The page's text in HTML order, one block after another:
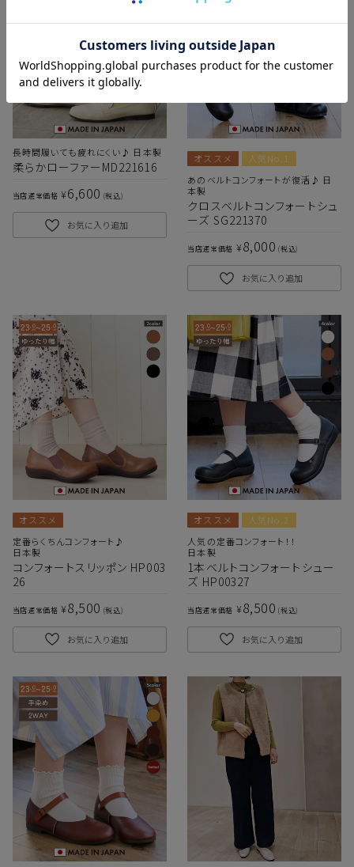
長時間履いても疲れにくい♪ 日本製
柔らかローファーMD221616
当店通常価格 ¥6,600 税込
お気に入り追加
オススメ
人気No.1
あのベルトコンフォートが復活♪ 日
本製
クロスベルトコンフォートシュ
ーズ SG221370
当店通常価格 ¥8,000 税込
お気に入り追加
オススメ
定番らくちんコンフォート♪
日本製
コンフォートスリッポン HP003
26
当店通常価格 ¥8,500 税込
お気に入り追加
オススメ
人気No.2
人気の定番コンフォート！！
日本製
1本ベルトコンフォートシュー
ズ HP00327
当店通常価格 ¥8,500 税込
お気に入り追加